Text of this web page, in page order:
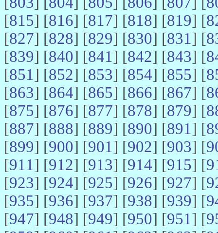
[815] [816] [817] [818] [819] [
[827] [828] [829] [830] [831] [
[839] [840] [841] [842] [843] [
[851] [852] [853] [854] [855] [
[863] [864] [865] [866] [867] [
[875] [876] [877] [878] [879] [
[887] [888] [889] [890] [891] [
[899] [900] [901] [902] [903] [
[911] [912] [913] [914] [915] [
[923] [924] [925] [926] [927] [
[935] [936] [937] [938] [939] [
[947] [948] [949] [950] [951] [